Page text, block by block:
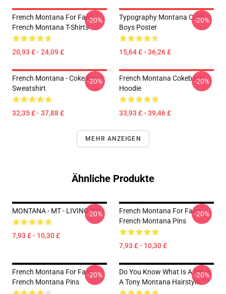
French Montana For Fans
French Montana T-Shirts
20,93 £ - 24,09 £
-20%
Typography Montana Coke
Boys Poster
15,64 £ - 36,26 £
-20%
French Montana - Coke Boys
Sweatshirt
32,35 £ - 37,88 £
-20%
French Montana Cokeboys
Hoodie
33,93 £ - 39,46 £
-20%
MEHR ANZEIGEN
Ähnliche Produkte
MONTANA - MT - LIVING Pin
7,93 £ - 10,30 £
-20%
French Montana For Fans
French Montana Pins
7,93 £ - 10,30 £
-20%
French Montana For Fans
French Montana Pins
-20%
Do You Know What Is A Pin Is
A Tony Montana Hairstyle.
-20%